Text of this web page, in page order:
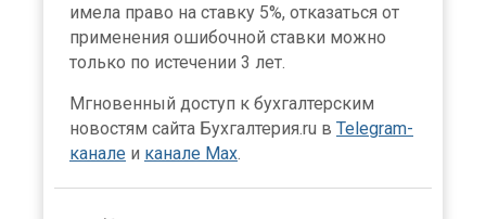
имела право на ставку 5%, отказаться от
применения ошибочной ставки можно
только по истечении 3 лет.
Мгновенный доступ к бухгалтерским
новостям сайта Бухгалтерия.ru в Telegram-
канале и канале Max.